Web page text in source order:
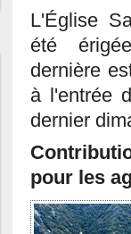
L'Église
été
dernière
à l'entrée
dernier
pour les